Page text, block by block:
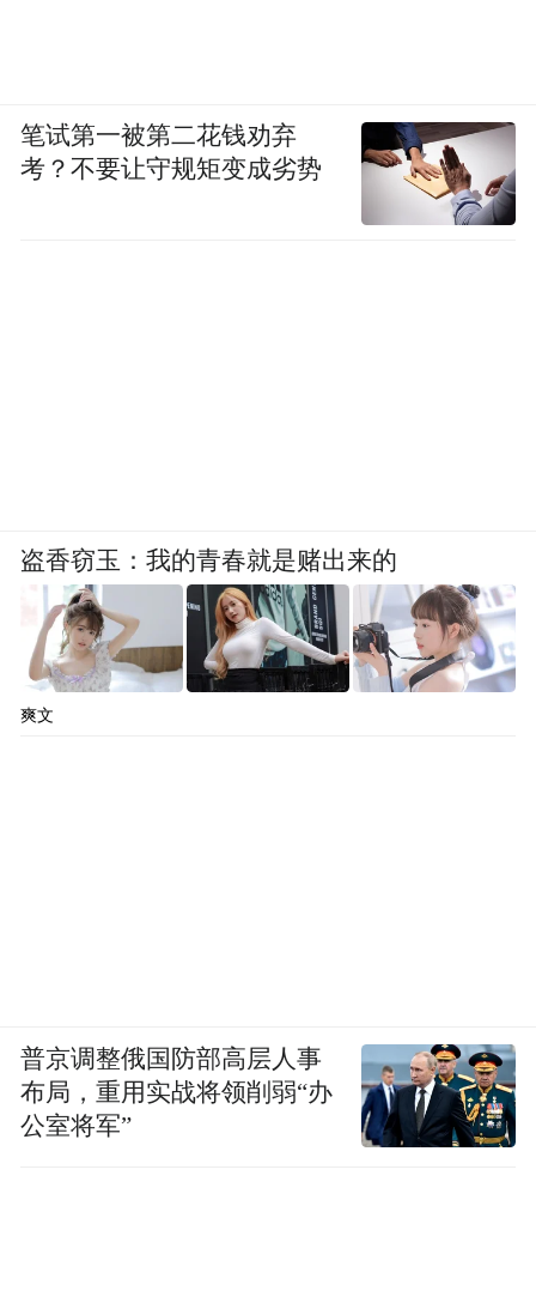
笔试第一被第二花钱劝弃
考？不要让守规矩变成劣势
盗香窃玉：我的青春就是赌出来的
爽文
普京调整俄国防部高层人事
布局，重用实战将领削弱“办
公室将军”